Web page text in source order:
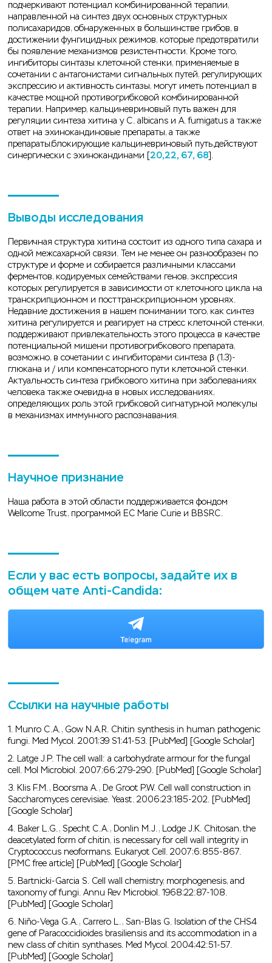
подчеркивают потенциал комбинированной терапии,
направленной на синтез двух основных структурных
полисахаридов, обнаруженных в большинстве грибов, в
достижении фунгицидных режимов, которые предотвратили
бы появление механизмов резистентности. Кроме того,
ингибиторы синтазы клеточной стенки, применяемые в
сочетании с антагонистами сигнальных путей, регулирующих
экспрессию и активность синтазы, могут иметь потенциал в
качестве мощной противогрибковой комбинированной
терапии. Например, кальциневриновый путь важен для
регуляции синтеза хитина у C. albicans и A. fumigatus а также
ответ на эхинокандиновые препараты, а также
препараты,блокирующие кальциневриновый путь,действуют
синергически с эхинокандинами [20,22, 67, 68].
Выводы исследования
Первичная структура хитина состоит из одного типа сахара и
одной межсахарной связи. Тем не менее он разнообразен по
структуре и форме и собирается различными классами
ферментов, кодируемых семействами генов, экспрессия
которых регулируется в зависимости от клеточного цикла на
транскрипционном и посттранскрипционном уровнях.
Недавние достижения в нашем понимании того, как синтез
хитина регулируется и реагирует на стресс клеточной стенки,
поддерживают привлекательность этого процесса в качестве
потенциальной мишени противогрибкового препарата,
возможно, в сочетании с ингибиторами синтеза β (1,3)-
глюкана и / или компенсаторного пути клеточной стенки.
Актуальность синтеза грибкового хитина при заболеваниях
человека также очевидна в новых исследованиях,
определяющих роль этой грибковой сигнатурной молекулы
в механизмах иммунного распознавания.
Научное признание
Наша работа в этой области поддерживается фондом
Wellcome Trust, программой EC Marie Curie и BBSRC.
Если у вас есть вопросы, задайте их в
общем чате Anti-Candida:
Ссылки на научные работы
1. Munro C.A., Gow N.A.R. Chitin synthesis in human pathogenic
fungi. Med Mycol. 2001;39 S1:41-53. [PubMed] [Google Scholar]
2. Latge J.P. The cell wall: a carbohydrate armour for the fungal
cell. Mol Microbiol. 2007;66:279-290. [PubMed] [Google Scholar]
3. Klis F.M., Boorsma A., De Groot P.W. Cell wall construction in
Saccharomyces cerevisiae. Yeast. 2006;23:185-202. [PubMed]
[Google Scholar]
4. Baker L.G., Specht C.A., Donlin M.J., Lodge J.K. Chitosan, the
deacetylated form of chitin, is necessary for cell wall integrity in
Cryptococcus neoformans. Eukaryot Cell. 2007;6:855-867.
[PMC free article] [PubMed] [Google Scholar]
5. Bartnicki-Garcia S. Cell wall chemistry, morphogenesis, and
taxonomy of fungi. Annu Rev Microbiol. 1968;22:87-108.
[PubMed] [Google Scholar]
6. Niño-Vega G.A., Carrero L., San-Blas G. Isolation of the CHS4
gene of Paracoccidioides brasiliensis and its accommodation in a
new class of chitin synthases. Med Mycol. 2004;42:51-57.
[PubMed] [Google Scholar]